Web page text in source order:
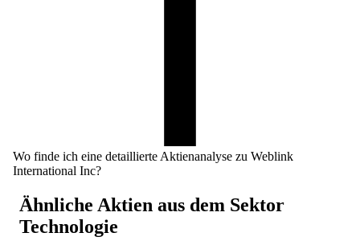
Wo finde ich eine detaillierte Aktienanalyse zu Weblink
International Inc?
Ähnliche Aktien aus dem Sektor
Technologie